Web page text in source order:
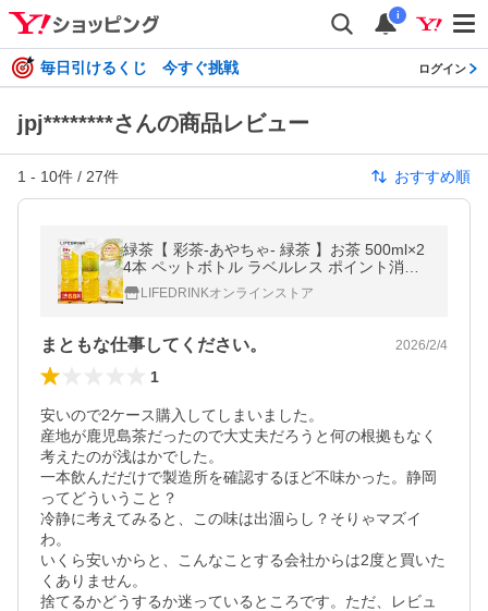
i
毎日引けるくじ 今すぐ挑戦 ログイン
jpj********さんの商品レビュー
1 - 10件 / 27件 おすすめ順
緑茶【 彩茶-あやちゃ- 緑茶 】お茶 500ml×2
4本 ペットボトル ラベルレス ポイント消化
まとめ買い 最短翌日お届け 日本茶 爆買
LIFEDRINKオンラインストア
まともな仕事してください。 2026/2/4
1
安いので2ケース購入してしまいました。
産地が鹿児島茶だったので大丈夫だろうと何の根拠もなく
考えたのが浅はかでした。
一本飲んだだけで製造所を確認するほど不味かった。静岡
ってどういうこと？
冷静に考えてみると、この味は出涸らし？そりゃマズイ
わ。
いくら安いからと、こんなことする会社からは2度と買いた
くありません。
捨てるかどうするか迷っているところです。ただ、レビュ